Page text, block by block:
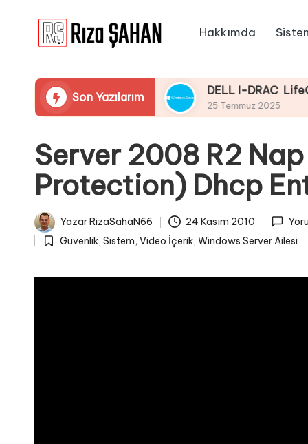
content
ı
z
a
Ş
A
H
A
N
Bilgi
Paylaşım
Portalı
Hakkımda
Son Yazılarım
Yapmaması DELL I-DRAC LifeCycle
25 Temmuz 2025
Server 2008 R2
Protection) Dhcp
Posted
by
Yazar RizaSahaN66 24 Kasım 2010
Posted
Güvenlik,Sistem,Video İçerik,Windows Server Ailesi